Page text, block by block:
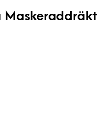
Maskeraddräkt